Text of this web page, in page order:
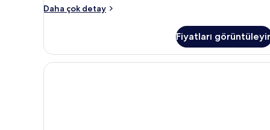
Daha çok detay
Superior
Oda
hakkında
daha
Fiyatları